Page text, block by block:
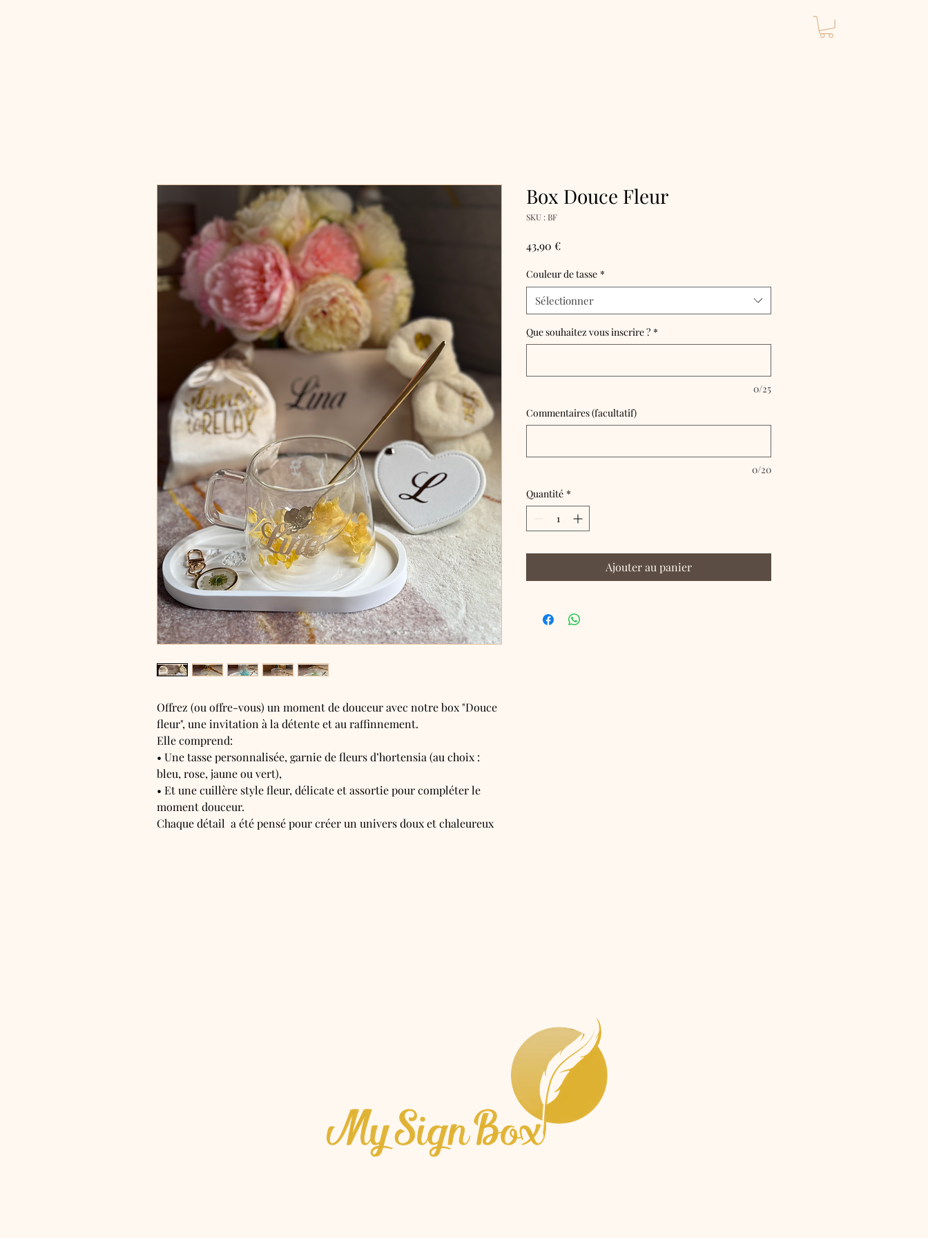
Offrez (ou offre-vous) un moment de douceur avec notre box "Douce
fleur", une invitation à la détente et au raffinnement.
Elle comprend:
• Une tasse personnalisée, garnie de fleurs d’hortensia (au choix :
bleu, rose, jaune ou vert),
• Et une cuillère style fleur, délicate et assortie pour compléter le
moment douceur.
Chaque détail a été pensé pour créer un univers doux et chaleureux
Box Douce Fleur
SKU : BF
43,90 €Prix
Couleur de tasse *
Sélectionner
Que souhaitez vous inscrire ? *
0/25
Commentaires (facultatif)
0/20
Quantité *
Ajouter au panier